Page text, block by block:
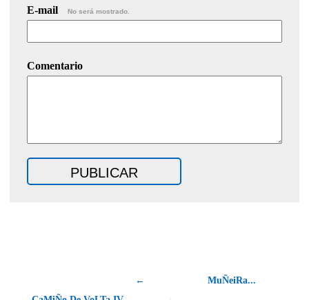
E-mail No será mostrado.
Comentario
←
MuÑeiRa...